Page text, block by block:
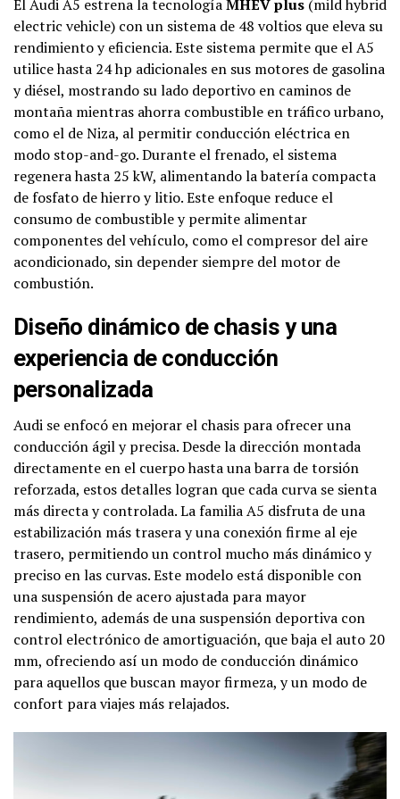
El Audi A5 estrena la tecnologíaMHEV plus (mild hybrid
electric vehicle) con un sistema de 48 voltios que eleva su
rendimiento y eficiencia. Este sistema permite que el A5
utilice hasta 24 hp adicionales en sus motores de gasolina
y diésel, mostrando su lado deportivo en caminos de
montaña mientras ahorra combustible en tráfico urbano,
como el de Niza, al permitir conducción eléctrica en
modo stop-and-go. Durante el frenado, el sistema
regenera hasta 25 kW, alimentando la batería compacta
de fosfato de hierro y litio. Este enfoque reduce el
consumo de combustible y permite alimentar
componentes del vehículo, como el compresor del aire
acondicionado, sin depender siempre del motor de
combustión.
Diseño dinámico de chasis y una
experiencia de conducción
personalizada
Audi se enfocó en mejorar el chasis para ofrecer una
conducción ágil y precisa. Desde la dirección montada
directamente en el cuerpo hasta una barra de torsión
reforzada, estos detalles logran que cada curva se sienta
más directa y controlada. La familia A5 disfruta de una
estabilización más trasera y una conexión firme al eje
trasero, permitiendo un control mucho más dinámico y
preciso en las curvas. Este modelo está disponible con
una suspensión de acero ajustada para mayor
rendimiento, además de una suspensión deportiva con
control electrónico de amortiguación, que baja el auto 20
mm, ofreciendo así un modo de conducción dinámico
para aquellos que buscan mayor firmeza, y un modo de
confort para viajes más relajados.